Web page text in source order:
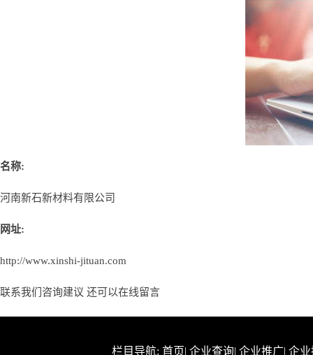
名称:
河南新石新材料有限公司
网址:
http://www.xinshi-jituan.com
联系我们咨询建议 还可以在线留言
栏目导航: 首页| 企业查询| 企业推广| 企